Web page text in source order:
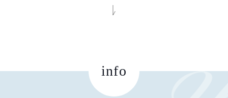
info